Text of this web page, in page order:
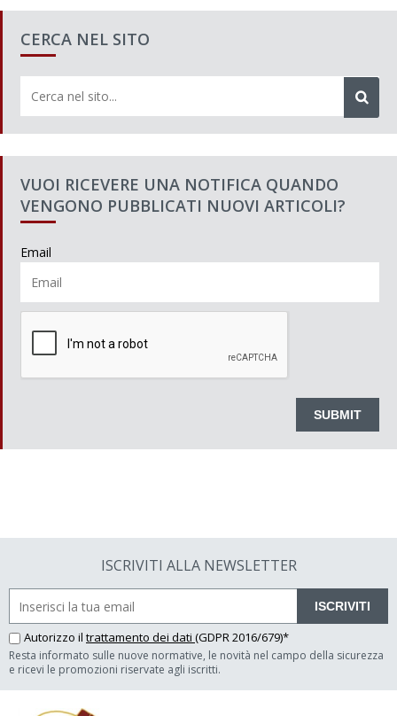
CERCA NEL SITO
VUOI RICEVERE UNA NOTIFICA QUANDO
VENGONO PUBBLICATI NUOVI ARTICOLI?
Email
ISCRIVITI ALLA NEWSLETTER
ISCRIVITI
Autorizzo il trattamento dei dati (GDPR 2016/679)*
Resta informato sulle nuove normative, le novità nel campo della sicurezza
e ricevi le promozioni riservate agli iscritti.